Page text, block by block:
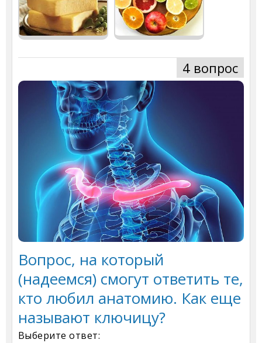
4 вопрос
Вопрос, на который
(надеемся) смогут ответить те,
кто любил анатомию. Как еще
называют ключицу?
Выберите ответ: